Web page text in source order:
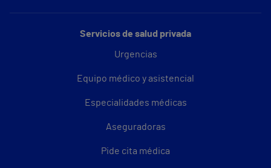
Servicios de salud privada
Urgencias
Equipo médico y asistencial
Especialidades médicas
Aseguradoras
Pide cita médica